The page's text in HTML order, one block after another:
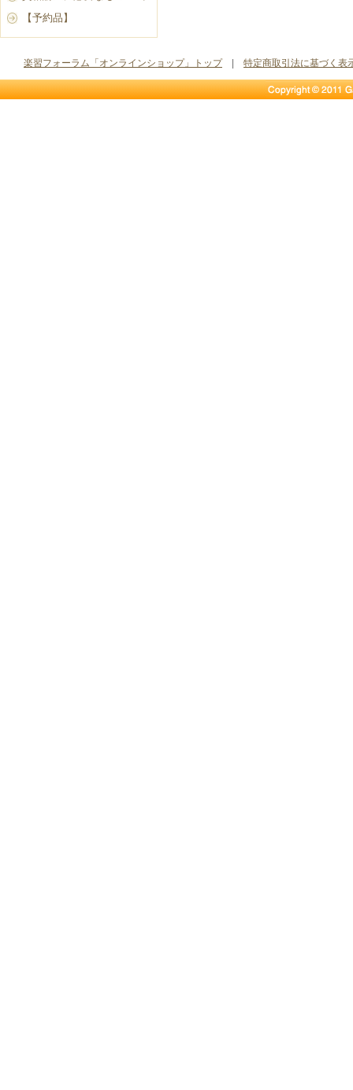
【予約品】
楽習フォーラム「オンラインショップ」トップ| 特定商取引法に基づく表